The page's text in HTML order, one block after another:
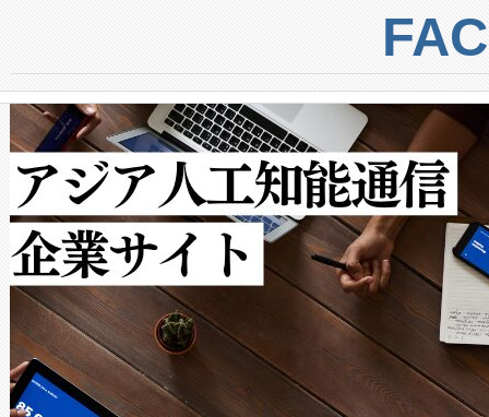
centers. Voltaiqは、ai&のAI
からシステム統合、試運転、
クルの各段階のデータを監視
[…]
トに対して約600メートルに
では、反射率10％のターゲッ
で向上し、最大検知距離は
ットだけで最大1キロメート
ルの変電所周囲を監視でき、
作業と点群処理を簡素化でき
Avia 2は、2種類のFOVオプシ
× 80°のノーマルモード、長
ードを切り替えて使用するこ